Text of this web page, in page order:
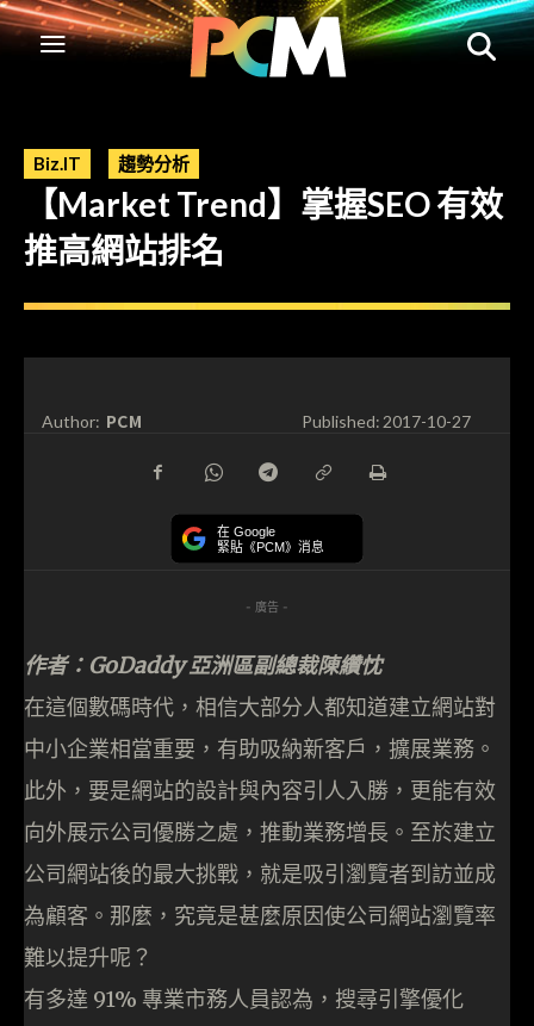
Biz.IT 趨勢分析
【Market Trend】掌握SEO 有效
推高網站排名
Author: PCM Published:2017-10-27
在 Google
緊貼《PCM》消息
- 廣告 -
作者：GoDaddy亞洲區副總裁陳纘忱
在這個數碼時代，相信大部分人都知道建立網站對
中小企業相當重要，有助吸納新客戶，擴展業務。
此外，要是網站的設計與內容引人入勝，更能有效
向外展示公司優勝之處，推動業務增長。至於建立
公司網站後的最大挑戰，就是吸引瀏覽者到訪並成
為顧客。那麼，究竟是甚麼原因使公司網站瀏覽率
難以提升呢？
有多達 91% 專業市務人員認為，搜尋引擎優化